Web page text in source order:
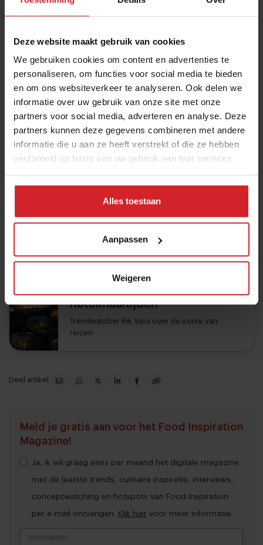
Deze website maakt gebruik van cookies
We gebruiken cookies om content en advertenties te
personaliseren, om functies voor social media te bieden
en om ons websiteverkeer te analyseren. Ook delen we
informatie over uw gebruik van onze site met onze
partners voor social media, adverteren en analyse. Deze
partners kunnen deze gegevens combineren met andere
informatie die u aan ze heeft verstrekt of die ze hebben
verzameld op basis van uw gebruik van hun services.
Alles toestaan
Aanpassen
Weigeren
probeerde hem te helpen. Maar in mijn poging om mijn
het glas wijn van de tafel rechts om. De wijn stroomde
over naar de tafel links, die vervolgens hun dessert
grepen en riepen: “We moeten hier weg!” Dat lukte
niet. Er was geen doorkomen aan.
De ober droeg uiteindelijk de bouillabaisse op zijn
overhemd, mijn vrouw en ik deelden onze crème
restaurant met meer sociale interactie dan tijdens een
gemiddelde familiebarbecue. “Gezellig,” zei mijn vrouw
droogjes, terwijl we naar buiten liepen. Inderdaad.
hotelmaaltijden
Trendwatcher Rik Vera over de ironie van
reizen
Deel artikel
Meld je gratis aan voor het Food Inspiration
Magazine!
Ja, ik wil graag eens per maand het digitale magazine
met de laatste trends, culinaire inspiratie, interviews,
conceptwatching en hotspots van Food Inspiration
per e-mail ontvangen. Klik hier voor meer informatie.